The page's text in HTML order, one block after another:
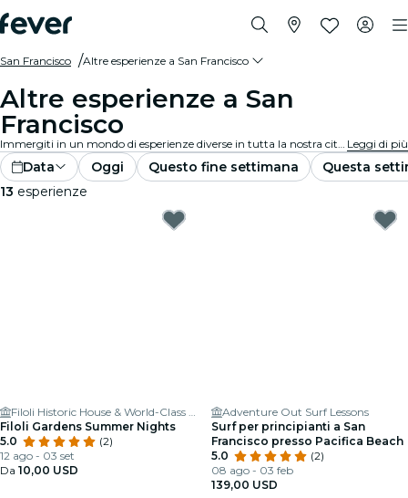
San Francisco Altre esperienze a San Francisco
Altre esperienze a San
Francisco
Immergiti in un mondo di esperienze diverse in tutta la nostra città. Dagli eventi unici agli incontri inaspettati, scopri una gamma di proposte che sfidano le aspettative. Lascia che la tua curiosità ti guidi mentre esplori il ricco tessuto della nostra città. Leggi di più
Data Oggi Questo fine settimana
Questa
13 esperienze
Filoli Historic House & World-Class Garden
Filoli Gardens Summer Nights
5.0
(2)
12 ago - 03 set
Da 10,00 USD
Adventure Out Surf Lessons
Surf per principianti a San
Francisco presso Pacifica Beach
5.0
(2)
08 ago - 03 feb
139,00 USD